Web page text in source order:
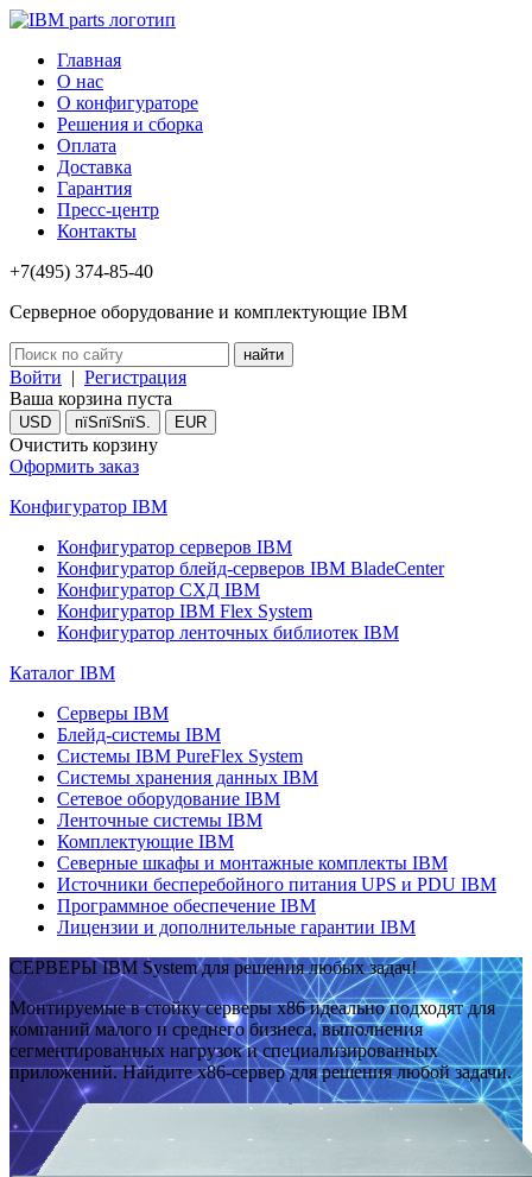
Главная
О нас
О конфигураторе
Решения и сборка
Оплата
Доставка
Гарантия
Пресс-центр
Контакты
+7(495) 374-85-40
Серверное оборудование и комплектующие IBM
Войти | Регистрация
Ваша корзина пуста
USD пїЅпїЅпїЅ. EUR
Очистить корзину
Оформить заказ
Конфигуратор IBM
Конфигуратор серверов IBM
Конфигуратор блейд-серверов IBM BladeCenter
Конфигуратор СХД IBM
Конфигуратор IBM Flex System
Конфигуратор ленточных библиотек IBM
Каталог IBM
Серверы IBM
Блейд-системы IBM
Системы IBM PureFlex System
Системы хранения данных IBM
Сетевое оборудование IBM
Ленточные системы IBM
Комплектующие IBM
Северные шкафы и монтажные комплекты IBM
Источники бесперебойного питания UPS и PDU IBM
Программное обеспечение IBM
Лицензии и дополнительные гарантии IBM
СЕРВЕРЫ IBM System для решения любых задач!
Монтируемые в стойку серверы x86 идеально подходят для
компаний малого и среднего бизнеса, выполнения
сегментированных нагрузок и специализированных
приложений. Найдите x86-сервер для решения любой задачи.